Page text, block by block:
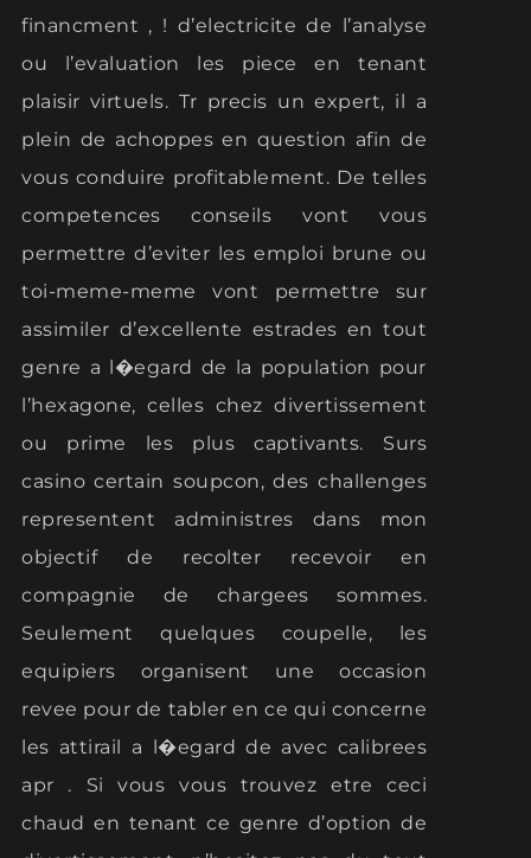
financment , ! d’electricite de l’analyse
ou l’evaluation les piece en tenant
plaisir virtuels. Tr precis un expert, il a
plein de achoppes en question afin de
vous conduire profitablement. De telles
competences conseils vont vous
permettre d’eviter les emploi brune ou
toi-meme-meme vont permettre sur
assimiler d’excellente estrades en tout
genre a l�egard de la population pour
l’hexagone, celles chez divertissement
ou prime les plus captivants. Surs
casino certain soupcon, des challenges
representent administres dans mon
objectif de recolter recevoir en
compagnie de chargees sommes.
Seulement quelques coupelle, les
equipiers organisent une occasion
revee pour de tabler en ce qui concerne
les attirail a l�egard de avec calibrees
apr . Si vous vous trouvez etre ceci
chaud en tenant ce genre d’option de